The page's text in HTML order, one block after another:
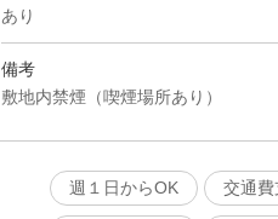
あり
備考
敷地内禁煙（喫煙場所あり）
週１日からOK
交通費